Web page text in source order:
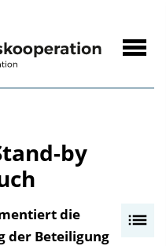
by
die
der Beteiligung